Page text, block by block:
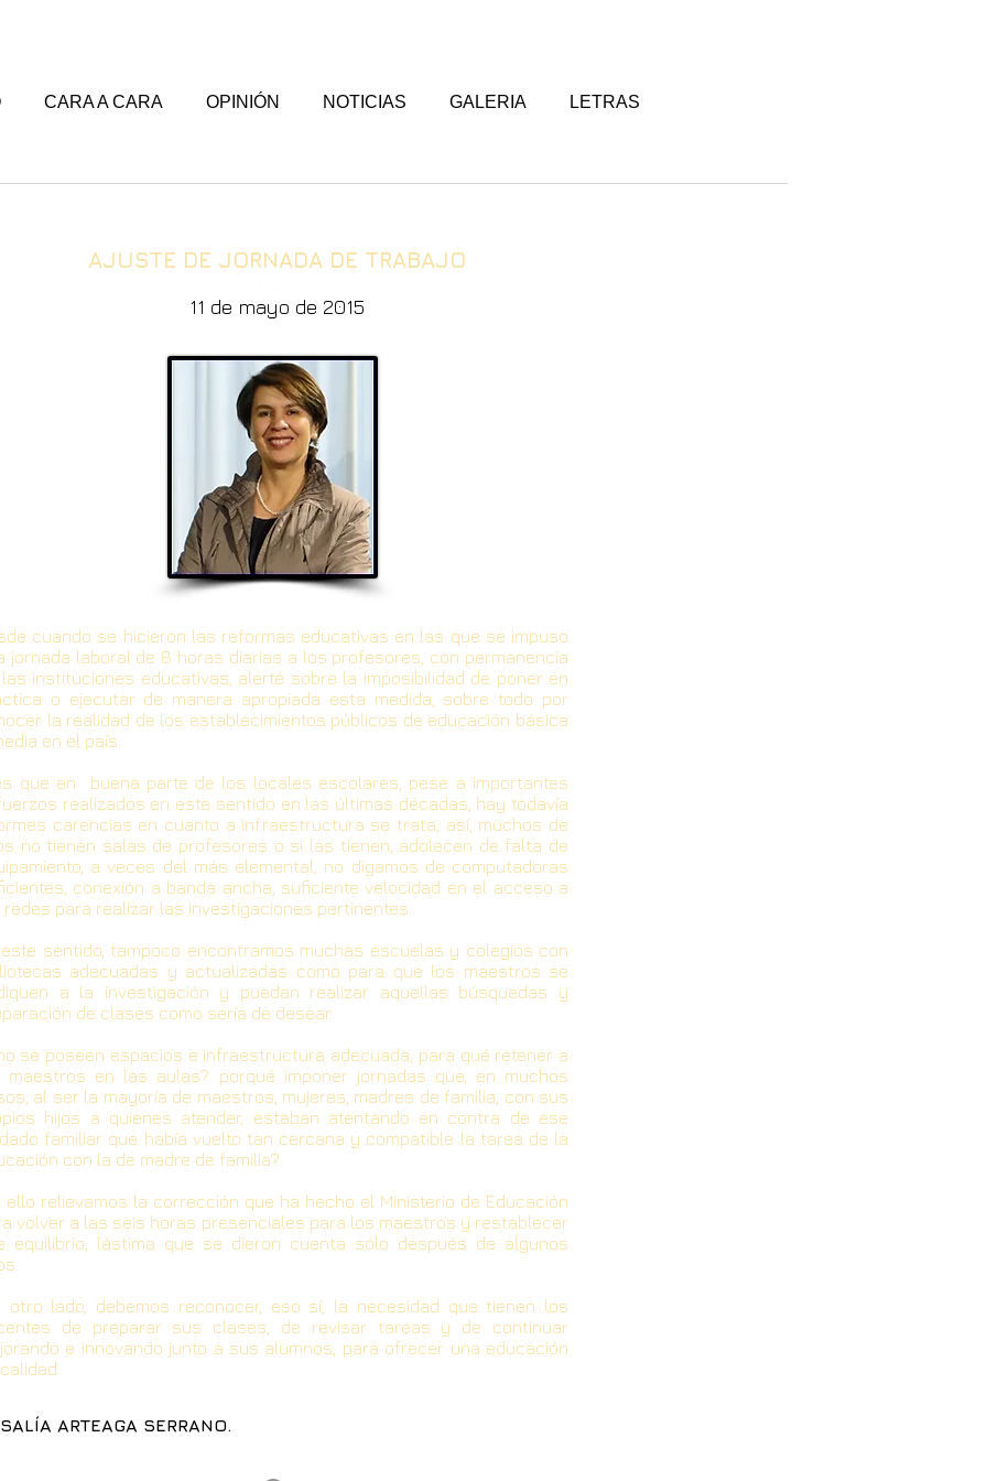
CARA A CARA OPINIÓN NOTICIAS GALERIA LETRAS
AJUSTE DE JORNADA DE TRABAJO
11 de mayo de 2015
cuando se hicieron las reformas educativas en las que se impuso
jornada laboral de 8 horas diarias a los profesores, con permanencia
instituciones educativas, alerté sobre la imposibilidad de poner en
o ejecutar de manera apropiada esta medida, sobre todo por
la realidad de los establecimientos públicos de educación básica
en el país.
que en buena parte de los locales escolares, pese a importantes
realizados en este sentido en las últimas décadas, hay todavía
carencias en cuanto a infraestructura se trata; así, muchos de
no tienen salas de profesores o si las tienen, adolecen de falta de
a veces del más elemental, no digamos de computadoras
conexión a banda ancha, suficiente velocidad en el acceso a
redes para realizar las investigaciones pertinentes.
este sentido, tampoco encontramos muchas escuelas y colegios con
adecuadas y actualizadas como para que los maestros se
a la investigación y puedan realizar aquellas búsquedas y
de clases como sería de desear.
se poseen espacios e infraestructura adecuada, para qué retener a
maestros en las aulas? porqué imponer jornadas que, en muchos
al ser la mayoría de maestros, mujeres, madres de familia, con sus
hijos a quienes atender, estaban atentando en contra de ese
familiar que había vuelto tan cercana y compatible la tarea de la
con la de madre de familia?.
ello relievamos la corrección que ha hecho el Ministerio de Educación
volver a las seis horas presenciales para los maestros y restablecer
equilibrio; lástima que se dieron cuenta sólo después de algunos
otro lado, debemos reconocer, eso sí, la necesidad que tienen los
de preparar sus clases, de revisar tareas y de continuar
e innovando junto a sus alumnos, para ofrecer una educación
ARTEAGA SERRANO.